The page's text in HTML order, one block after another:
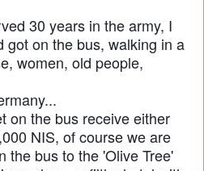
30 years in the army, I
got on the bus, walking in a
women, old people,
on the bus receive either
NIS, of course we are
the bus to the 'Olive Tree'